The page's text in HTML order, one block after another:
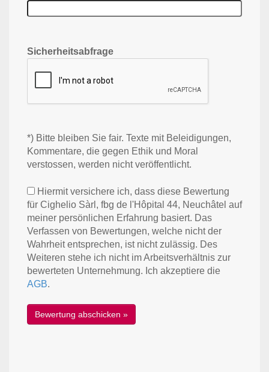
Sicherheitsabfrage
*) Bitte bleiben Sie fair. Texte mit Beleidigungen,
Kommentare, die gegen Ethik und Moral
verstossen, werden nicht veröffentlicht.
Hiermit versichere ich, dass diese Bewertung
für Cighelio Sàrl, fbg de l'Hôpital 44, Neuchâtel auf
meiner persönlichen Erfahrung basiert. Das
Verfassen von Bewertungen, welche nicht der
Wahrheit entsprechen, ist nicht zulässig. Des
Weiteren stehe ich nicht im Arbeitsverhältnis zur
bewerteten Unternehmung. Ich akzeptiere die
AGB.